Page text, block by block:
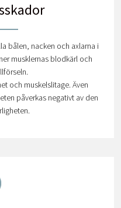
bålen, nacken och axlarna i
musklernas blodkärl och
och muskelslitage. Även
påverkas negativt av den